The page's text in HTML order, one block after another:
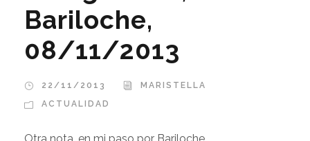
Bariloche,
08/11/2013
22/11/2013
MARISTELLA
ACTUALIDAD